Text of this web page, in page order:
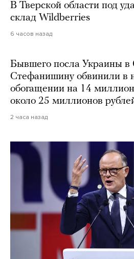
В Тверской области под
склад Wildberries
6 часов назад
Бывшего посла Украины
Стефанишину обвинили в
обогащении на 14
около 25 миллионов
2 часа назад